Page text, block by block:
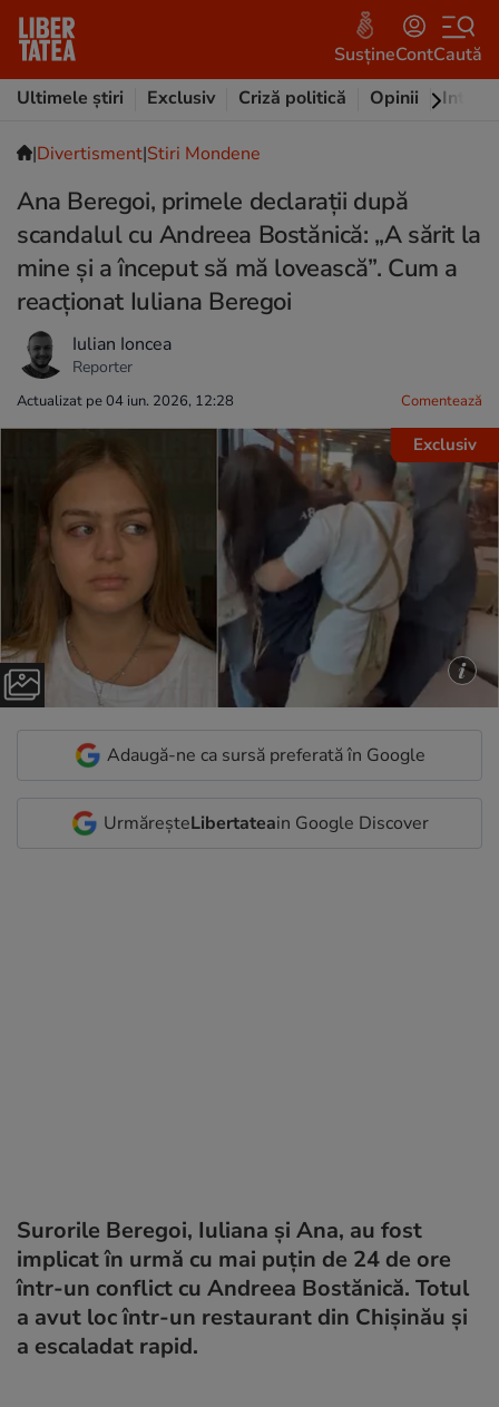
SusțineContCaută
Ultimele știri
Exclusiv Criză politică Opinii
|Divertisment|Stiri Mondene
Ana Beregoi, primele declarații după
scandalul cu Andreea Bostănică: „A sărit la
mine și a început să mă lovească”. Cum a
reacționat Iuliana Beregoi
Iulian Ioncea
Reporter
Actualizat pe 04 iun. 2026, 12:28 Comentează
Exclusiv
Adaugă-ne ca sursă preferată în Google
UrmăreșteLibertateain Google Discover
Surorile Beregoi, Iuliana și Ana, au fost
implicat în urmă cu mai puțin de 24 de ore
într-un conflict cu Andreea Bostănică. Totul
a avut loc într-un restaurant din Chișinău și
a escaladat rapid.